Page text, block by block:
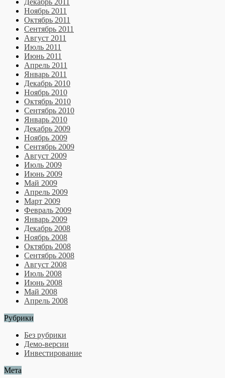
Ноябрь 2011
Октябрь 2011
Сентябрь 2011
Август 2011
Июль 2011
Июнь 2011
Апрель 2011
Январь 2011
Декабрь 2010
Ноябрь 2010
Октябрь 2010
Сентябрь 2010
Январь 2010
Декабрь 2009
Ноябрь 2009
Сентябрь 2009
Август 2009
Июль 2009
Июнь 2009
Май 2009
Апрель 2009
Март 2009
Февраль 2009
Январь 2009
Декабрь 2008
Ноябрь 2008
Октябрь 2008
Сентябрь 2008
Август 2008
Июль 2008
Июнь 2008
Май 2008
Апрель 2008
Рубрики
Без рубрики
Демо-версии
Инвестирование
Мета